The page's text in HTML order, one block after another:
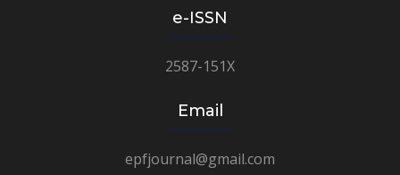
e-ISSN
2587-151X
Email
epfjournal@gmail.com